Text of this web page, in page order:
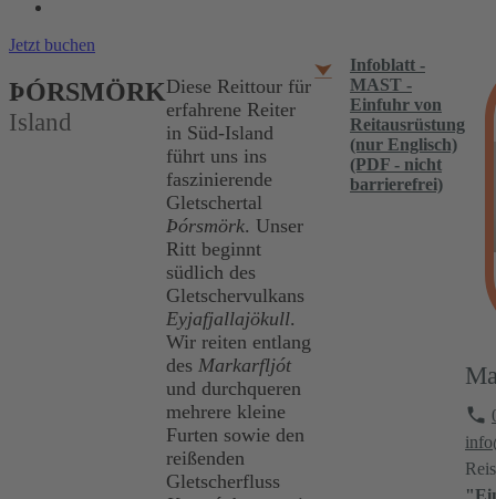
Jetzt buchen
ÞÓRSMÖRK
Island
Diese Reittour für
erfahrene Reiter
in Süd-Island
führt uns ins
faszinierende
Gletschertal
Þórsmörk. Unser
Ritt beginnt
südlich des
Gletschervulkans
Eyjafjallajökull.
Wir reiten entlang
des Markarfljót
und durchqueren
mehrere kleine
Furten sowie den
reißenden
Gletscherfluss
Infoblatt -
MAST -
Einfuhr von
Reitausrüstung
(nur Englisch)
(PDF - nicht
barrierefrei)